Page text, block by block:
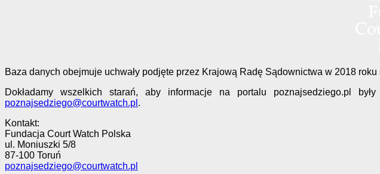
Baza danych obejmuje uchwały podjęte przez Krajową Radę Sądownictwa w 2018 roku
Dokładamy wszelkich starań, aby informacje na portalu poznajsedziego.pl
poznajsedziego@courtwatch.pl .
Kontakt:
Fundacja Court Watch Polska
ul. Moniuszki 5/8
87-100 Toruń
poznajsedziego@courtwatch.pl